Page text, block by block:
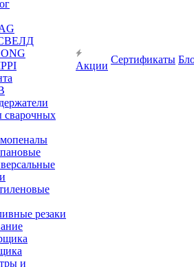
сварочных
резаки
и
Акции
Сертификаты